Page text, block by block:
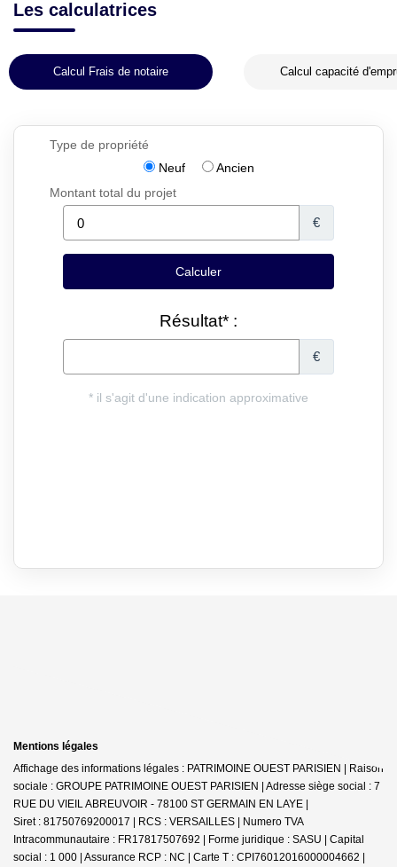
Les calculatrices
Calcul Frais de notaire Calcul capacité
Mentions légales
Affichage des informations légales : PATRIMOINE OUEST PARISIEN | Raison
sociale : GROUPE PATRIMOINE OUEST PARISIEN | Adresse siège social : 7
RUE DU VIEIL ABREUVOIR - 78100 ST GERMAIN EN LAYE |
Siret : 81750769200017 | RCS : VERSAILLES | Numero TVA
Intracommunautaire : FR17817507692 | Forme juridique : SASU | Capital
social : 1 000 | Assurance RCP : NC | Carte T : CPI76012016000004662 |